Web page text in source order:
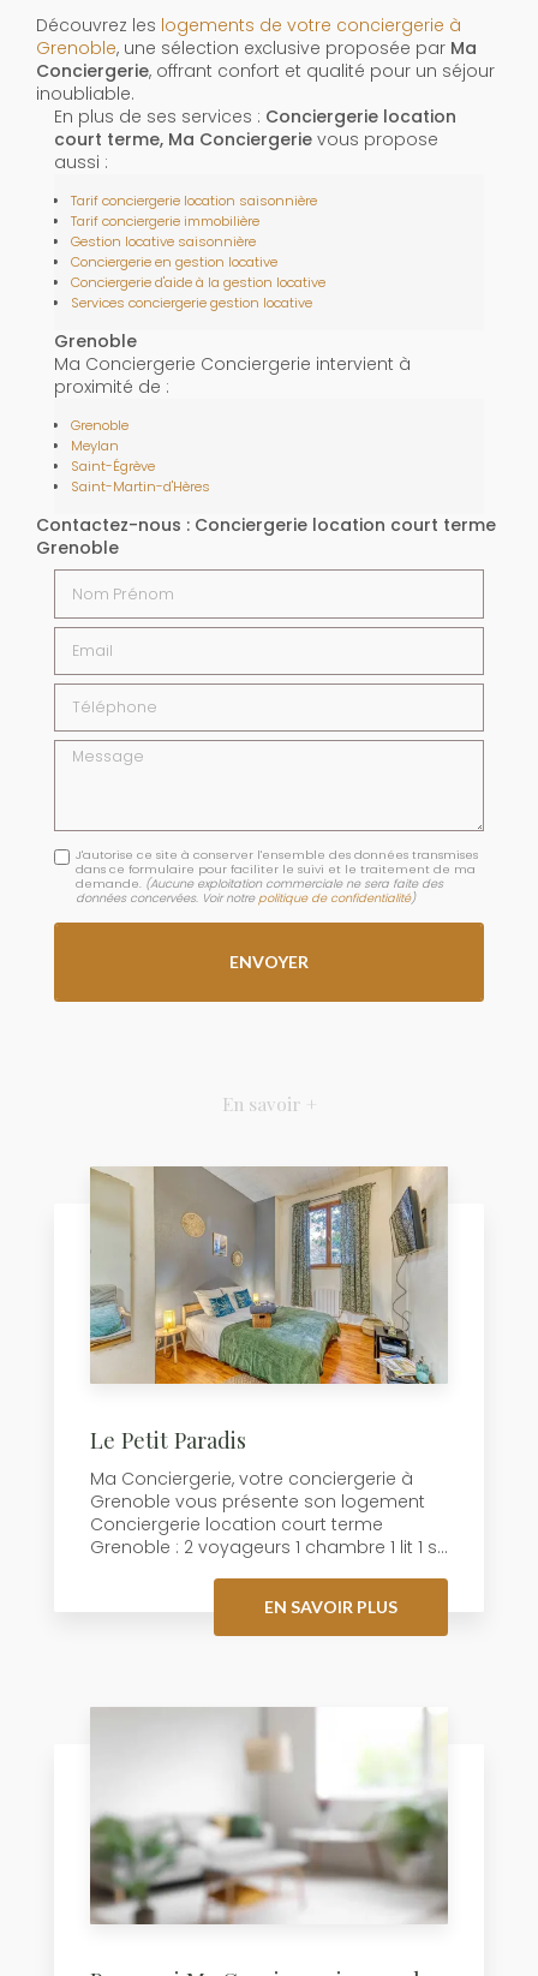
Découvrez les logements de votre conciergerie à
Grenoble, une sélection exclusive proposée par Ma
Conciergerie, offrant confort et qualité pour un séjour
inoubliable.
En plus de ses services : Conciergerie location
court terme, Ma Conciergerie vous propose
aussi :
Tarif conciergerie location saisonnière
Tarif conciergerie immobilière
Gestion locative saisonnière
Conciergerie en gestion locative
Conciergerie d'aide à la gestion locative
Services conciergerie gestion locative
Grenoble
Ma Conciergerie Conciergerie intervient à
proximité de :
Grenoble
Meylan
Saint-Égrève
Saint-Martin-d'Hères
Contactez-nous : Conciergerie location court terme
Grenoble
Email
Téléphone
Message
J'autorise ce site à conserver l'ensemble des données transmises
dans ce formulaire pour faciliter le suivi et le traitement de ma
demande. (Aucune exploitation commerciale ne sera faite des
données concervées. Voir notrepolitique de confidentialité)
En savoir +
Le Petit Paradis
Ma Conciergerie, votre conciergerie à
Grenoble vous présente son logement
Conciergerie location court terme
Grenoble : 2 voyageurs 1 chambre 1 lit 1 s...
EN SAVOIR PLUS